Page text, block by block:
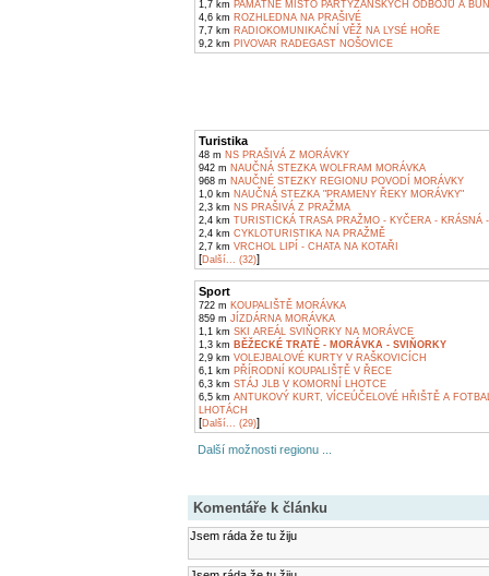
1,7 km PAMÁTNÉ MÍSTO PARTYZÁNSKÝCH ODBOJŮ A
4,6 km ROZHLEDNA NA PRAŠIVÉ
7,7 km RADIOKOMUNIKAČNÍ VĚŽ NA LYSÉ HOŘE
9,2 km PIVOVAR RADEGAST NOŠOVICE
Turistika
48 m NS PRAŠIVÁ Z MORÁVKY
942 m NAUČNÁ STEZKA WOLFRAM MORÁVKA
968 m NAUČNÉ STEZKY REGIONU POVODÍ MORÁVKY
1,0 km NAUČNÁ STEZKA "PRAMENY ŘEKY MORÁVKY"
2,3 km NS PRAŠIVÁ Z PRAŽMA
2,4 km TURISTICKÁ TRASA PRAŽMO - KYČERA - KRÁSNÁ
2,4 km CYKLOTURISTIKA NA PRAŽMĚ
2,7 km VRCHOL LIPÍ - CHATA NA KOTAŘI
[Další... (32)]
Sport
722 m KOUPALIŠTĚ MORÁVKA
859 m JÍZDÁRNA MORÁVKA
1,1 km SKI AREÁL SVIŇORKY NA MORÁVCE
1,3 km BĚŽECKÉ TRATĚ - MORÁVKA - SVIŇORKY
2,9 km VOLEJBALOVÉ KURTY V RAŠKOVICÍCH
6,1 km PŘÍRODNÍ KOUPALIŠTĚ V ŘECE
6,3 km STÁJ JLB V KOMORNÍ LHOTCE
6,5 km ANTUKOVÝ KURT, VÍCEÚČELOVÉ HŘIŠTĚ A
LHOTÁCH
[Další... (29)]
Další možnosti regionu ...
Komentáře k článku
Jsem ráda že tu žiju